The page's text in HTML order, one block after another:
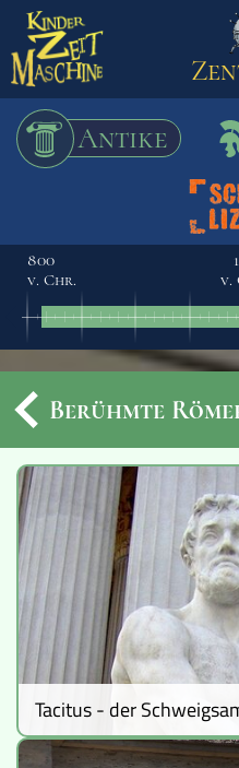
A bis Z
Termine
Antike
800
v. Chr.
v.
Lucys
Berühmte
Tacitus - der